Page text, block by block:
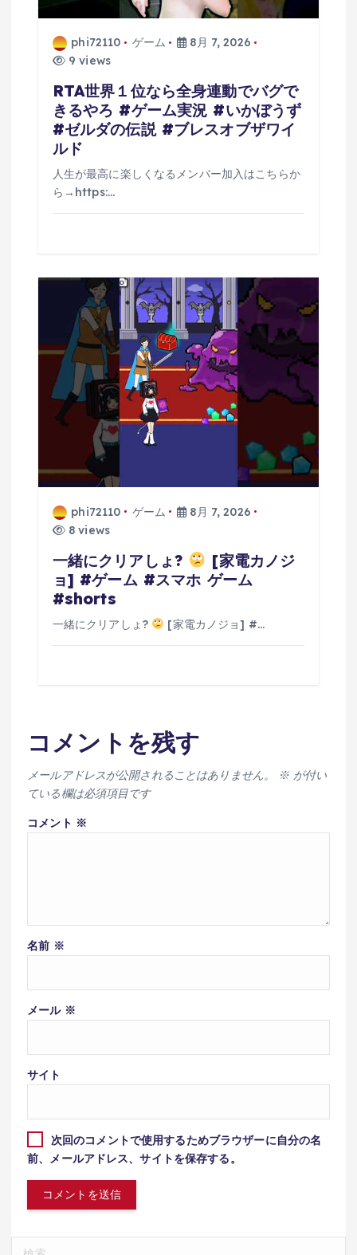
phi72110 ゲーム
8月 7, 2026
9 views
RTA世界１位なら全身連動でバグで
きるやろ #ゲーム実況 #いかぼうず
#ゼルダの伝説 #ブレスオブザワイ
ルド
人生が最高に楽しくなるメンバー加入はこちらか
ら→https:…
phi72110 ゲーム
8月 7, 2026
8 views
一緒にクリアしょ?
[家電カノジ
ョ] #ゲーム #スマホ ゲーム
#shorts
一緒にクリアしょ? [家電カノジョ] #…
コメントを残す
メールアドレスが公開されることはありません。 ※が付い
ている欄は必須項目です
コメント ※
名前 ※
メール ※
サイト
次回のコメントで使用するためブラウザーに自分の名
前、メールアドレス、サイトを保存する。